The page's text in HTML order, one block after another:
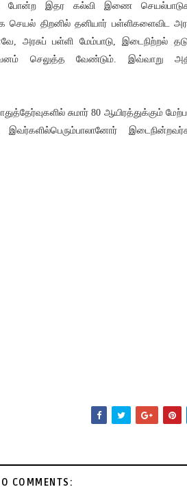
போன்ற இதர கல்வி இணை
செயல் திறனில் தனியார் பள்ளிகளைவிட
அரசுப் பள்ளி மேம்பாடு, இடைநிற்றல்
செலுத்த வேண்டும். இவ்வாறு
சுமார் 80 ஆயிரத்துக்கும்
COMMENTS: